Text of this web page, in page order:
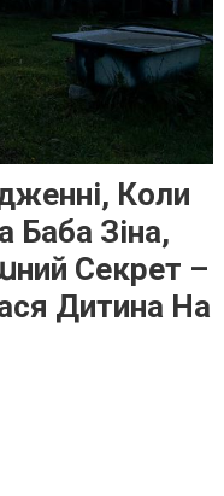
Коли
Баба Зіна,
Секрет –
Дитина На